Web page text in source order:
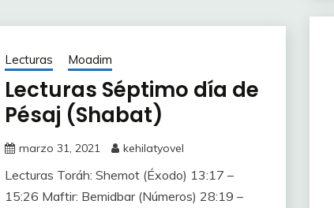
Lecturas Moadim
Lecturas Séptimo día de
Pésaj (Shabat)
marzo 31, 2021 kehilatyovel
Lecturas Toráh: Shemot (Éxodo) 13:17 –
15:26 Maftir: Bemidbar (Números) 28:19 –